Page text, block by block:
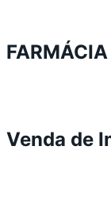
Venda de